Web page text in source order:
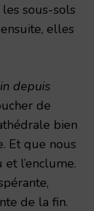
sous-sols
elles
depuis
de
bien
Et que nous
l’enclume.
de la fin.